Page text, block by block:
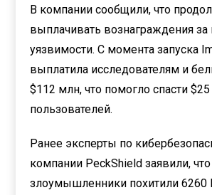
В компании сообщили, что
выплачивать вознаграждения
уязвимости. С момента запуска
выплатила исследователям и
$112 млн, что помогло спасти
пользователей.
Ранее эксперты по
компании PeckShield заявили,
злоумышленники похитили 6260